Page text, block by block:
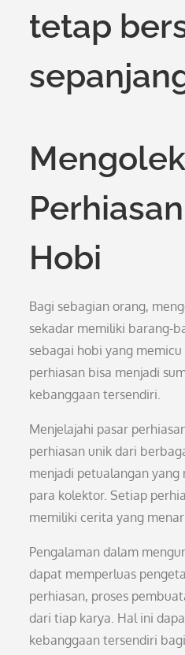
tetap
Hobi
Bagi sebagian orang,
sekadar memiliki barang-
sebagai hobi yang
perhiasan bisa menjadi
kebanggaan tersendiri.
Menjelajahi pasar
perhiasan unik dari
menjadi petualangan yang
para kolektor. Setiap
memiliki cerita yang
Pengalaman dalam
dapat memperluas
perhiasan, proses
dari tiap karya. Hal ini
kebanggaan tersendiri